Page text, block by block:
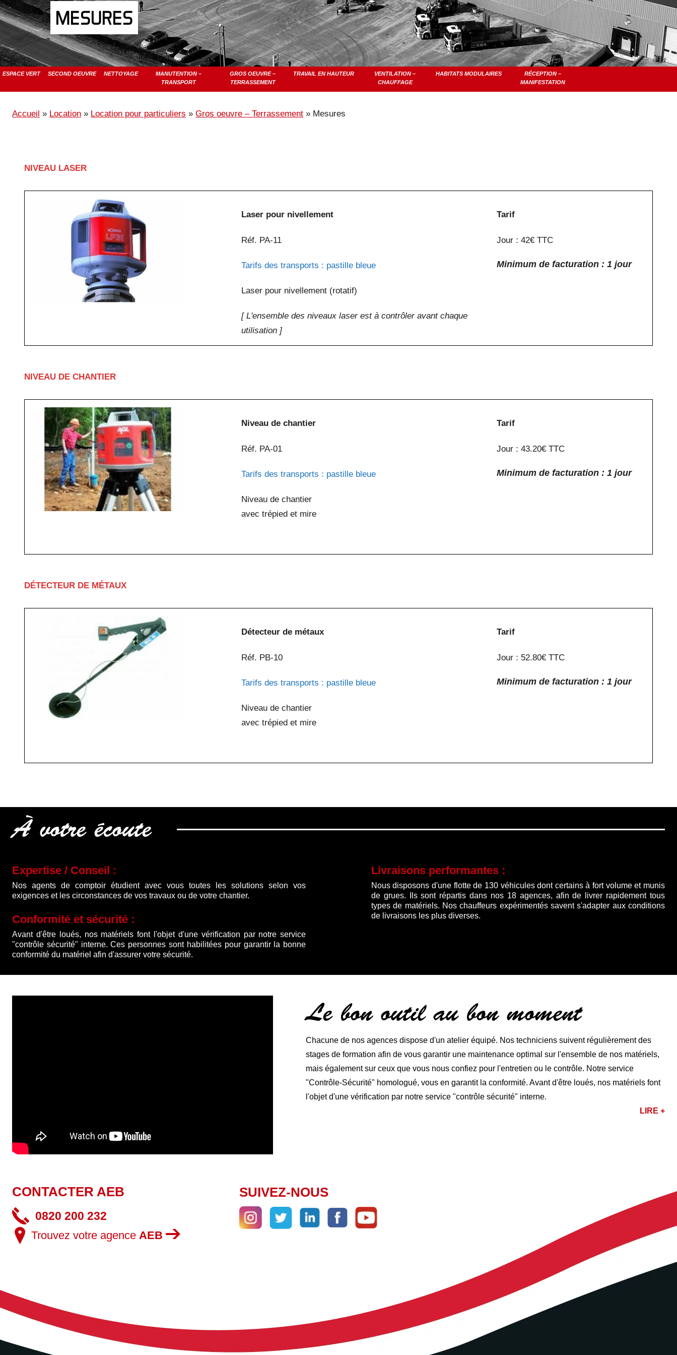
MESURES
ESPACE VERT SECOND OEUVRE NETTOYAGE
MANUTENTION –
TRANSPORT
GROS OEUVRE –
TERRASSEMENT
TRAVAIL EN HAUTEUR
VENTILATION –
CHAUFFAGE
HABITATS MODULAIRES
RÉCEPTION –
MANIFESTATION
Accueil » Location » Location pour particuliers » Gros oeuvre – Terrassement » Mesures
NIVEAU LASER
Laser pour nivellement
Réf. PA-11
Tarifs des transports : pastille bleue
Laser pour nivellement (rotatif)
[ L'ensemble des niveaux laser est à contrôler avant chaque
utilisation ]
Tarif
Jour : 42€ TTC
Minimum de facturation : 1 jour
NIVEAU DE CHANTIER
Niveau de chantier
Réf. PA-01
Tarifs des transports : pastille bleue
Niveau de chantier
avec trépied et mire
Tarif
Jour : 43.20€ TTC
Minimum de facturation : 1 jour
DÉTECTEUR DE MÉTAUX
Détecteur de métaux
Réf. PB-10
Tarifs des transports : pastille bleue
Niveau de chantier
avec trépied et mire
Tarif
Jour : 52.80€ TTC
Minimum de facturation : 1 jour
À votre écoute
Expertise / Conseil :
Nos agents de comptoir étudient avec vous toutes les solutions selon vos
exigences et les circonstances de vos travaux ou de votre chantier.
Conformité et sécurité :
Avant d'être loués, nos matériels font l'objet d'une vérification par notre service
"contrôle sécurité" interne. Ces personnes sont habilitées pour garantir la bonne
conformité du matériel afin d'assurer votre sécurité.
Livraisons performantes :
Nous disposons d'une flotte de 130 véhicules dont certains à fort volume et munis
de grues. Ils sont répartis dans nos 18 agences, afin de livrer rapidement tous
types de matériels. Nos chauffeurs expérimentés savent s'adapter aux conditions
de livraisons les plus diverses.
Le bon outil au bon moment
Chacune de nos agences dispose d'un atelier équipé. Nos techniciens suivent régulièrement des
stages de formation afin de vous garantir une maintenance optimal sur l'ensemble de nos matériels,
mais également sur ceux que vous nous confiez pour l'entretien ou le contrôle. Notre service
"Contrôle-Sécurité" homologué, vous en garantit la conformité. Avant d'être loués, nos matériels font
l'objet d'une vérification par notre service "contrôle sécurité" interne.
LIRE +
CONTACTER AEB
0820 200 232
Trouvez votre agence AEB
SUIVEZ-NOUS